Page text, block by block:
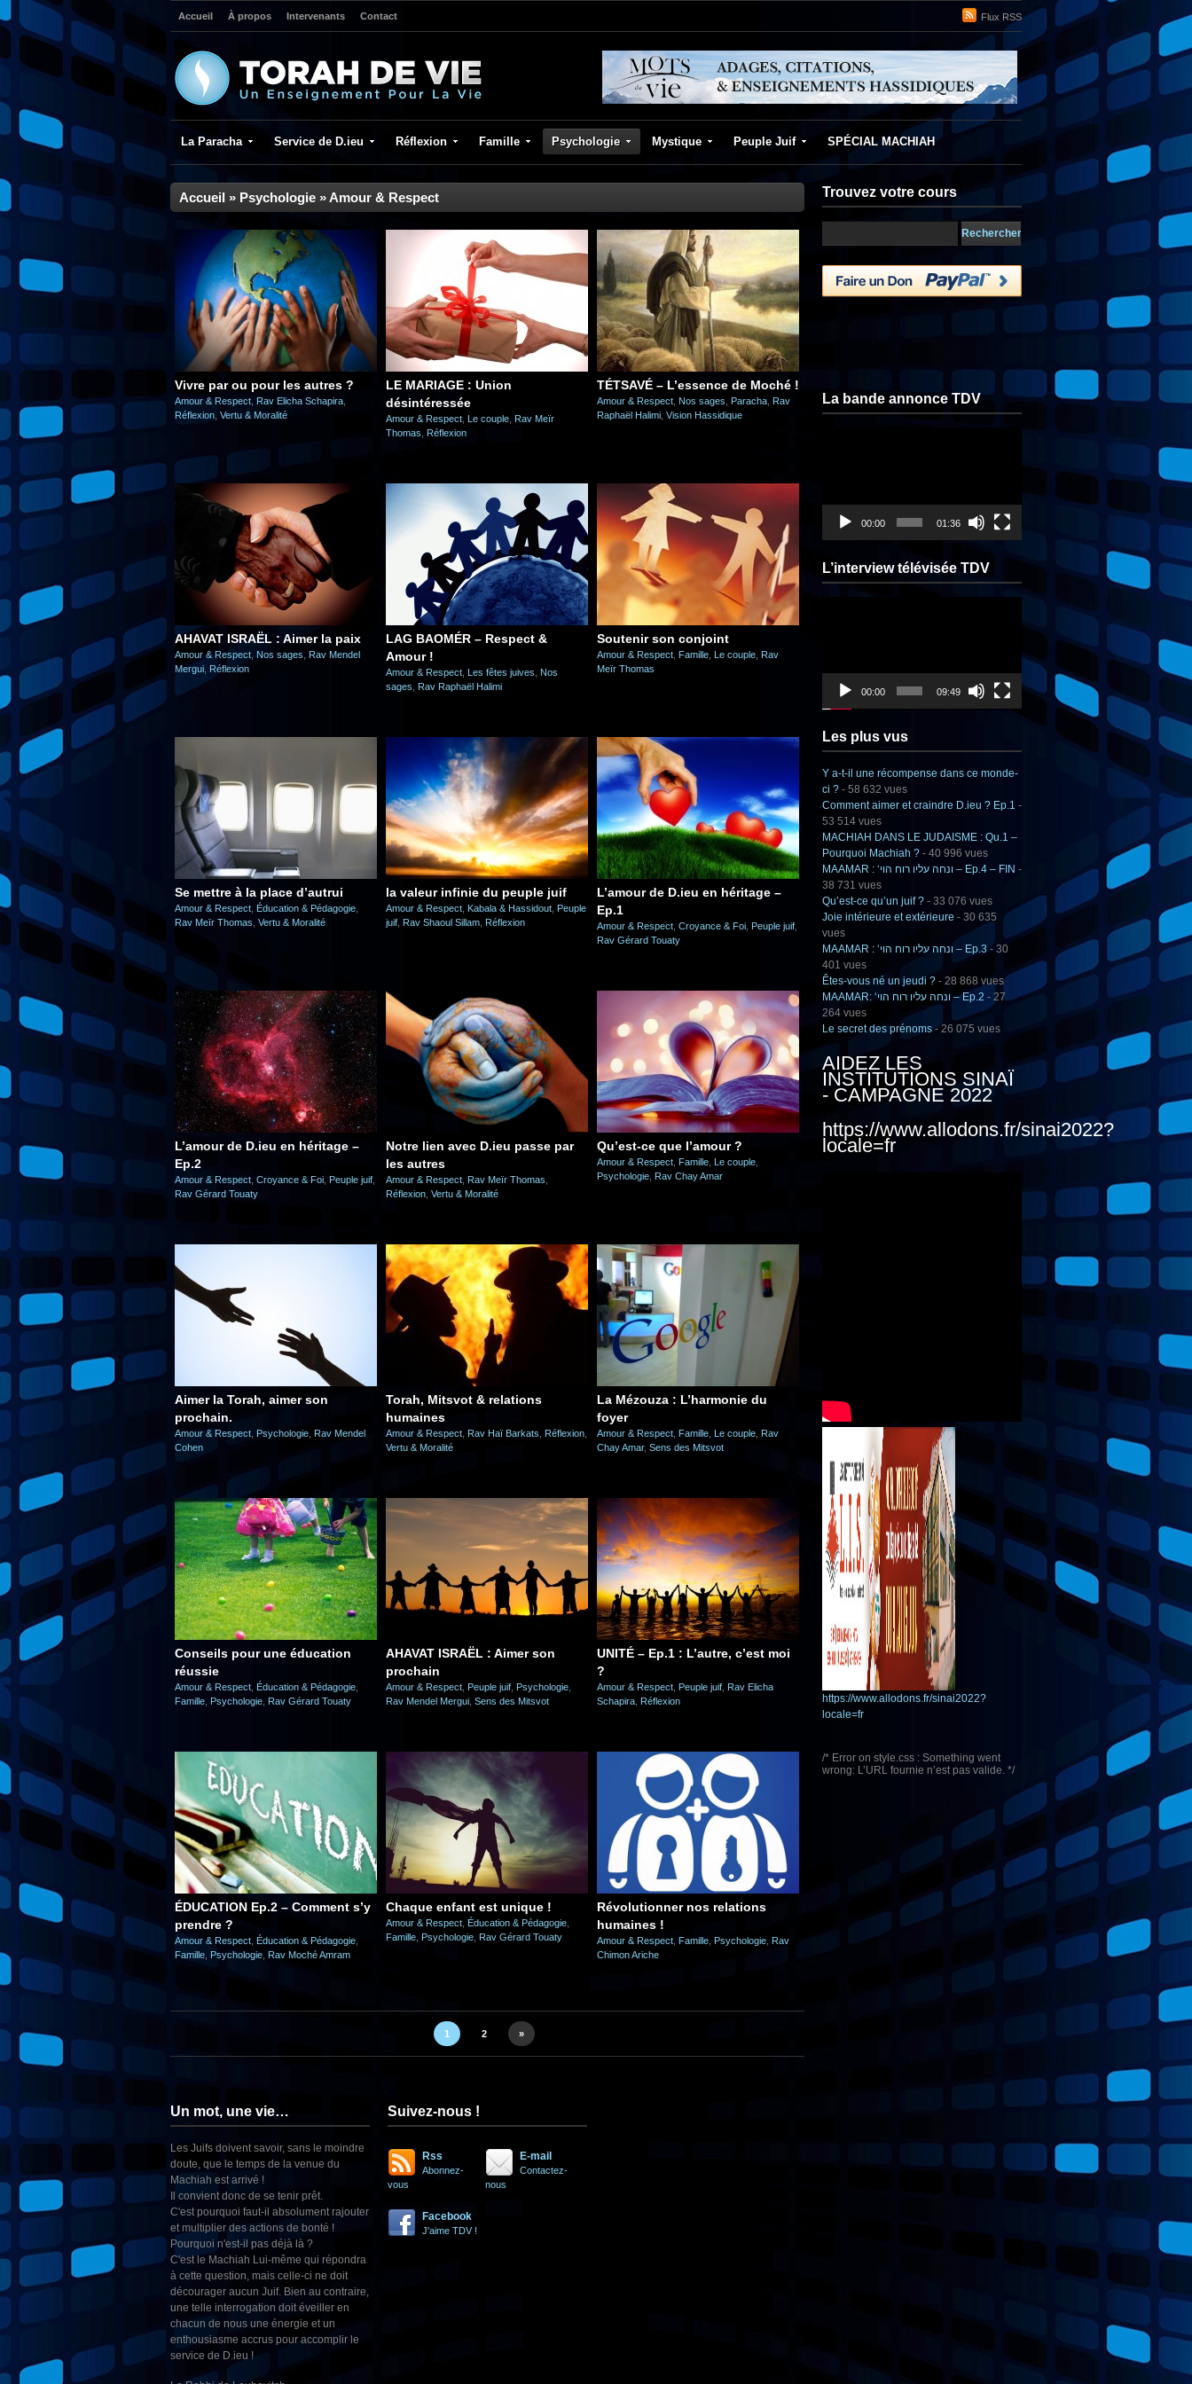
Flux RSS
Accueil À propos Intervenants Contact
La Paracha Service de D.ieu Réflexion Famille Psychologie Mystique Peuple Juif SPÉCIAL MACHIAH
Accueil » Psychologie » Amour & Respect
Vivre par ou pour les autres ?
Amour & Respect Rav Elicha Schapira
Réflexion Vertu & Moralité
LE MARIAGE : Union
désintéressée
Amour & Respect Le couple Rav Meïr
Thomas Réflexion
TÉTSAVÉ – L’essence de Moché !
Amour & Respect Nos sages Paracha Rav
Raphaël Halimi Vision Hassidique
AHAVAT ISRAËL : Aimer la paix
Amour & Respect Nos sages
Rav Mendel
Mergui Réflexion
LAG BAOMÉR – Respect &
Amour !
Amour & Respect Les fêtes juives Nos
sages Rav Raphaël Halimi
Soutenir son conjoint
Amour & Respect Famille Le couple Rav
Meïr Thomas
Se mettre à la place d’autrui
Amour & Respect Éducation & Pédagogie
Rav Meïr Thomas Vertu & Moralité
la valeur infinie du peuple juif
Amour & Respect Kabala & Hassidout Peuple
juif Rav Shaoul Sillam Réflexion
L’amour de D.ieu en héritage –
Ep.1
Amour & Respect Croyance & Foi Peuple juif
Rav Gérard Touaty
L’amour de D.ieu en héritage –
Ep.2
Amour & Respect Croyance & Foi Peuple juif
Rav Gérard Touaty
Notre lien avec D.ieu passe par
les autres
Amour & Respect Rav Meïr Thomas
Réflexion Vertu & Moralité
Qu’est-ce que l’amour ?
Amour & Respect Famille Le couple
Psychologie Rav Chay Amar
Aimer la Torah, aimer son
prochain.
Amour & Respect Psychologie Rav Mendel
Cohen
Torah, Mitsvot & relations
humaines
Amour & Respect Rav Haï Barkats Réflexion
Vertu & Moralité
La Mézouza : L’harmonie du
foyer
Amour & Respect Famille Le couple Rav
Chay Amar, Sens des Mitsvot
Conseils pour une éducation
réussie
Amour & Respect Éducation & Pédagogie
Famille Psychologie Rav Gérard Touaty
AHAVAT ISRAËL : Aimer son
prochain
Amour & Respect Peuple juif Psychologie
Rav Mendel Mergui Sens des Mitsvot
UNITÉ – Ep.1 : L’autre, c’est moi
?
Amour & Respect Peuple juif Rav Elicha
Schapira Réflexion
ÉDUCATION Ep.2 – Comment s’y
prendre ?
Amour & Respect Éducation & Pédagogie
Famille Psychologie Rav Moché Amram
Chaque enfant est unique !
Amour & Respect Éducation & Pédagogie
Famille Psychologie Rav Gérard Touaty
Révolutionner nos relations
humaines !
Amour & Respect Famille Psychologie Rav
Chimon Ariche
1 2 »
Trouvez votre cours
La bande annonce TDV
00:00 01:36
L’interview télévisée TDV
00:00 09:49
Les plus vus
Y a-t-il une récompense dans ce monde-
ci ? - 58 632 vues
Comment aimer et craindre D.ieu ? Ep.1 -
53 514 vues
MACHIAH DANS LE JUDAISME : Qu.1 –
Pourquoi Machiah ? - 40 996 vues
MAAMAR : ‘ונחה עליו רוח הוי – Ep.4 – FIN -
38 731 vues
Qu’est-ce qu’un juif ? - 33 076 vues
Joie intérieure et extérieure - 30 635
vues
MAAMAR : ‘ונחה עליו רוח הוי – Ep.3- 30
401 vues
Êtes-vous né un jeudi ? - 28 868 vues
MAAMAR: ‘ונחה עליו רוח הוי – Ep.2 - 27
264 vues
Le secret des prénoms- 26 075 vues
AIDEZ LES
INSTITUTIONS SINAÏ
- CAMPAGNE 2022
https://www.allodons.fr/sinai2022?
locale=fr
https://www.allodons.fr/sinai2022?
locale=fr
/* Error on style.css : Something went
wrong: L’URL fournie n’est pas valide. */
Un mot, une vie…
Les Juifs doivent savoir, sans le moindre
doute, que le temps de la venue du
Machiah est arrivé !
Il convient donc de se tenir prêt.
C'est pourquoi faut-il absolument rajouter
et multiplier des actions de bonté !
Pourquoi n'est-il pas déjà là ?
C'est le Machiah Lui-même qui répondra
à cette question, mais celle-ci ne doit
décourager aucun Juif. Bien au contraire,
une telle interrogation doit éveiller en
chacun de nous une énergie et un
enthousiasme accrus pour accomplir le
service de D.ieu !
Suivez-nous !
Rss
Abonnez-
vous
E-mail
Contactez-
nous
Facebook
J'aime TDV !